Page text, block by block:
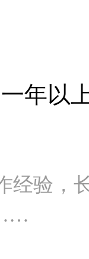
年以
经验，